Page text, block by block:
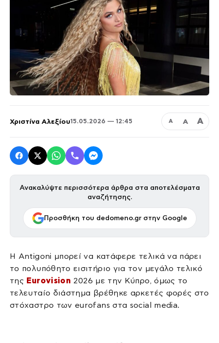
Χριστίνα Αλεξίου15.05.2026 — 12:45 Α Α Α
Ανακαλύψτε περισσότερα άρθρα στα αποτελέσματα
αναζήτησης.
Προσθήκη του dedomeno.gr στην Google
Η Antigoni μπορεί να κατάφερε τελικά να πάρει
το πολυπόθητο εισιτήριο για τον μεγάλο τελικό
της Eurovision 2026 με την Κύπρο, όμως το
τελευταίο διάστημα βρέθηκε αρκετές φορές στο
στόχαστρο των eurofans στα social media.